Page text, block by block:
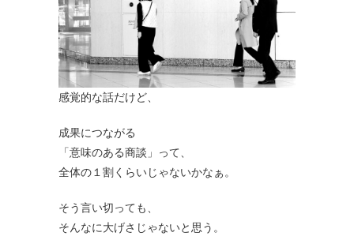
感覚的な話だけど、
成果につながる
「意味のある商談」って、
全体の１割くらいじゃないかなぁ。
そう言い切っても、
そんなに大げさじゃないと思う。